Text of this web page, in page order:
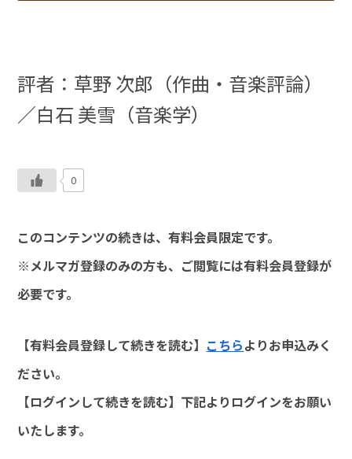
評者：草野 次郎（作曲・音楽評論）
／白石 美雪（音楽学）
0
このコンテンツの続きは、有料会員限定です。
※メルマガ登録のみの方も、ご閲覧には有料会員登録が
必要です。
【有料会員登録して続きを読む】 こちらよりお申込みく
ださい。
【ログインして続きを読む】下記よりログインをお願い
いたします。